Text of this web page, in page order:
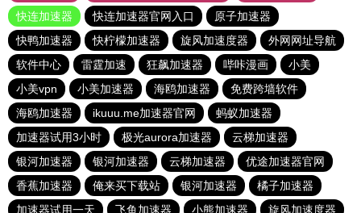
快连加速器
快连加速器官网入口
原子加速器
快鸭加速器
快柠檬加速器 旋风加速度器
外网网址导航
软件中心
雷霆加速 狂飙加速器 哔咔漫画
小美
小美vpn
小美加速器 海鸥加速器
免费跨墙软件
海鸥加速器
ikuuu.me加速器官网
蚂蚁加速器
加速器试用3小时
极光aurora加速器
云梯加速器
银河加速器
银河加速器 云梯加速器
优途加速器官网
香蕉加速器
俺来买下载站 银河加速器
橘子加速器
加速器试用一天
飞鱼加速器 小熊加速器 旋风加速度器